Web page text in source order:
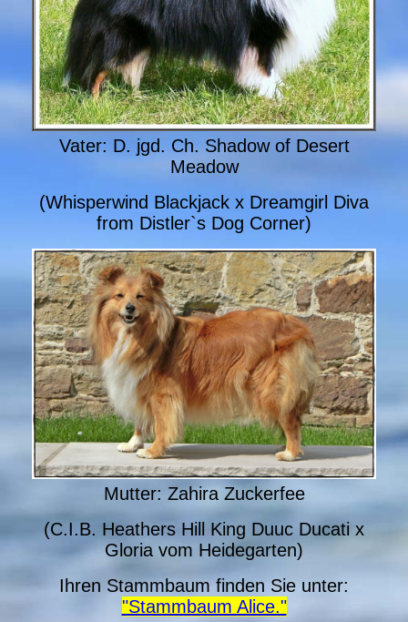
Vater: D. jgd. Ch. Shadow of Desert
Meadow
(Whisperwind Blackjack x Dreamgirl Diva
from Distler`s Dog Corner)
Mutter: Zahira Zuckerfee
(C.I.B. Heathers Hill King Duuc Ducati x
Gloria vom Heidegarten)
Ihren Stammbaum finden Sie unter:
"Stammbaum Alice."